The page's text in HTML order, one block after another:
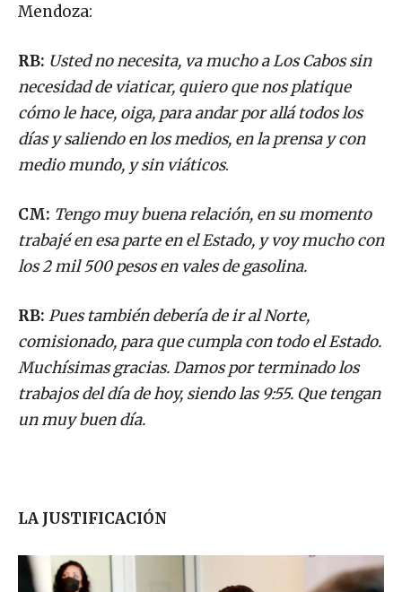
Mendoza:
RB: Usted no necesita, va mucho a Los Cabos sin
necesidad de viaticar, quiero que nos platique
cómo le hace, oiga, para andar por allá todos los
días y saliendo en los medios, en la prensa y con
medio mundo, y sin viáticos.
CM: Tengo muy buena relación, en su momento
trabajé en esa parte en el Estado, y voy mucho con
los 2 mil 500 pesos en vales de gasolina.
RB: Pues también debería de ir al Norte,
comisionado, para que cumpla con todo el Estado.
Muchísimas gracias. Damos por terminado los
trabajos del día de hoy, siendo las 9:55. Que tengan
un muy buen día.
LA JUSTIFICACIÓN